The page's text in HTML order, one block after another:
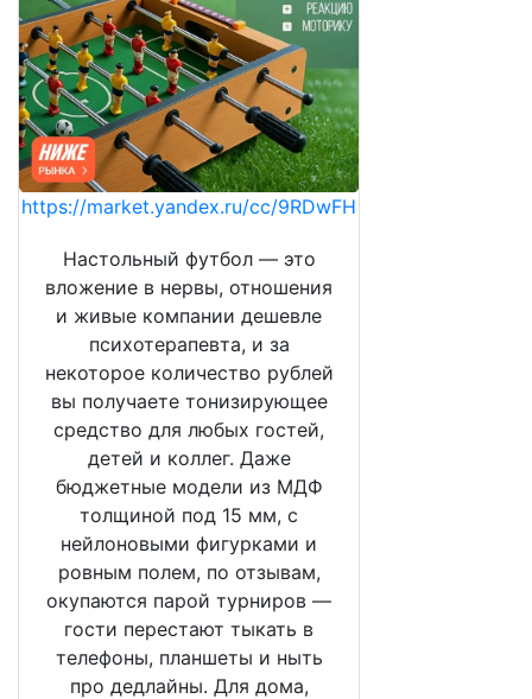
https://market.yandex.ru/cc/9RDwFH
Настольный футбол — это
вложение в нервы, отношения
и живые компании дешевле
психотерапевта, и за
некоторое количество рублей
вы получаете тонизирующее
средство для любых гостей,
детей и коллег. Даже
бюджетные модели из МДФ
толщиной под 15 мм, с
нейлоновыми фигурками и
ровным полем, по отзывам,
окупаются парой турниров —
гости перестают тыкать в
телефоны, планшеты и ныть
про дедлайны. Для дома,